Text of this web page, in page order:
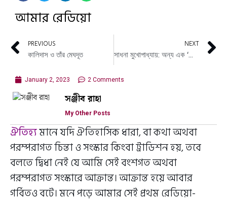
আমার রেডিয়ো
PREVIOUS
কালিদাস ও তাঁর মেঘদূত
NEXT
সাধনা মুখোপাধ্যায়: অন্য এক ‘ভোরের অ্যালার্ম’
January 2, 2023 2 Comments
সঞ্জীব রাহা
My Other Posts
ঐতিহ্যমানে যদি ঐতিহাসিক ধারা, বা কথা অথবা
পরম্পরাগত চিন্তা ও সংস্কার কিংবা ট্রাডিশন হয়, তবে
বলতে দ্বিধা নেই যে আমি সেই বংশগত অথবা
পরম্পরাগত সংস্কারে আক্রান্ত। আক্রান্ত হয়ে আবার
গর্বিতও বটে। মনে পড়ে আমার সেই প্রথম রেডিয়ো-